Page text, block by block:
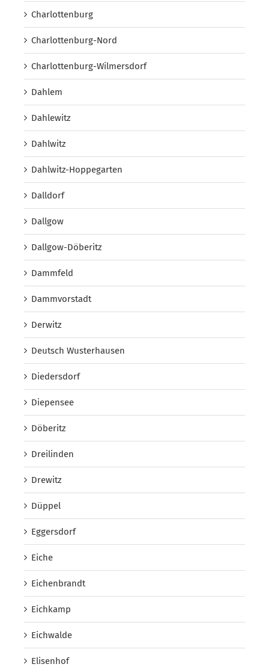
Charlottenburg
Charlottenburg-Nord
Charlottenburg-Wilmersdorf
Dahlem
Dahlewitz
Dahlwitz
Dahlwitz-Hoppegarten
Dalldorf
Dallgow
Dallgow-Döberitz
Dammfeld
Dammvorstadt
Derwitz
Deutsch Wusterhausen
Diedersdorf
Diepensee
Döberitz
Dreilinden
Drewitz
Düppel
Eggersdorf
Eiche
Eichenbrandt
Eichkamp
Eichwalde
Elisenhof